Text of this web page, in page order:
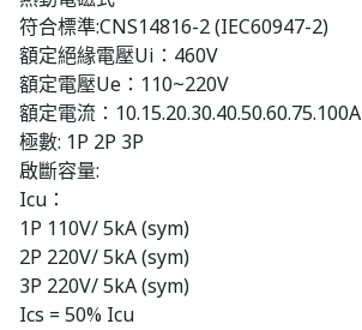
符合標準:CNS14816-2 (IEC60947-2)
額定絕緣電壓Ui：460V
額定電壓Ue：110~220V
額定電流：10.15.20.30.40.50.60.75.100A
極數: 1P 2P 3P
啟斷容量:
Icu：
1P 110V/ 5kA (sym)
2P 220V/ 5kA (sym)
3P 220V/ 5kA (sym)
Ics = 50% Icu